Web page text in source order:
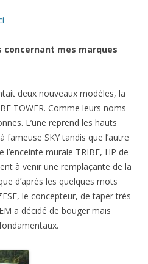
concernant mes marques
deux nouveaux modèles, la
TOWER. Comme leurs noms
L’une reprend les hauts
SKY tandis que l’autre
murale TRIBE, HP de
à venir une remplaçante de la
d’après les quelques mots
le concepteur, de taper très
a décidé de bouger mais